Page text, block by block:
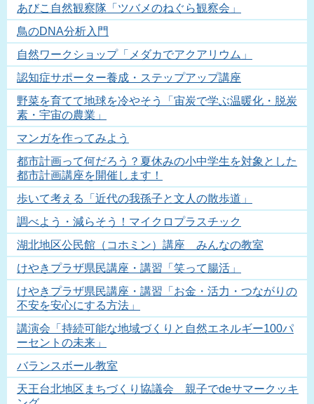
あびこ自然観察隊「ツバメのねぐら観察会」
鳥のDNA分析入門
自然ワークショップ「メダカでアクアリウム」
認知症サポーター養成・ステップアップ講座
野菜を育てて地球を冷やそう「宙炭で学ぶ温暖化・脱炭
素・宇宙の農業」
マンガを作ってみよう
都市計画って何だろう？夏休みの小中学生を対象とした
都市計画講座を開催します！
歩いて考える「近代の我孫子と文人の散歩道」
調べよう・減らそう！マイクロプラスチック
湖北地区公民館（コホミン）講座 みんなの教室
けやきプラザ県民講座・講習「笑って腸活」
けやきプラザ県民講座・講習「お金・活力・つながりの
不安を安心にする方法」
講演会「持続可能な地域づくりと自然エネルギー100パ
ーセントの未来」
バランスボール教室
天王台北地区まちづくり協議会 親子でdeサマークッキ